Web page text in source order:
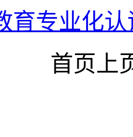
育专业化
首页 上